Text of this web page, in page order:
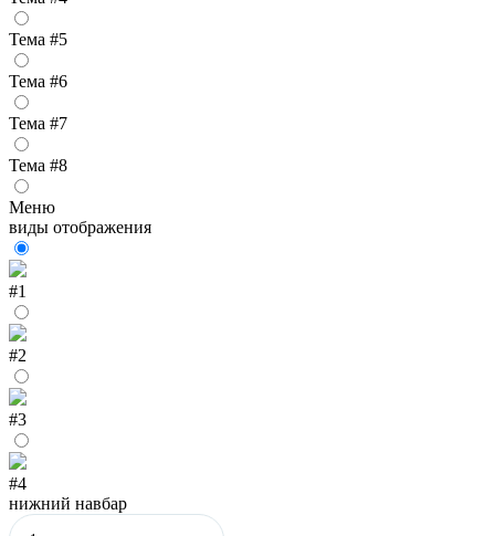
Тема #5
Тема #6
Тема #7
Тема #8
Меню
виды отображения
#1
#2
#3
#4
нижний навбар